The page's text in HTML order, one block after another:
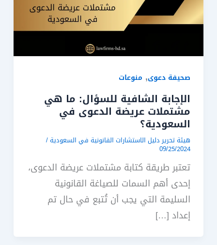
صحيفة دعوى, منوعات
الإجابة الشافية للسؤال: ما هي
مشتملات عريضة الدعوى في
السعودية؟
هيئة تحرير دليل الاستشارات القانونية في السعودية /
09/25/2024
تعتبر طريقة كتابة مشتملات عريضة الدعوى،
إحدى أهم السمات للصياغة القانونية
السليمة التي يجب أن تُتبع في حال تم
إعداد […]